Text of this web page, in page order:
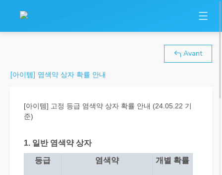
Avant
[아이템] 염색약 상자 확률 안내
[아이템] 고정 등급 염색약 상자 확률 안내 (24.05.22 기
준)
1. 일반 염색약 상자
등급 염색약 개별 확률